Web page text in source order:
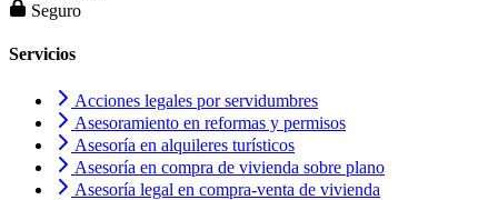
Seguro
Servicios
Acciones legales por servidumbres
Asesoramiento en reformas y permisos
Asesoría en alquileres turísticos
Asesoría en compra de vivienda sobre plano
Asesoría legal en compra-venta de vivienda